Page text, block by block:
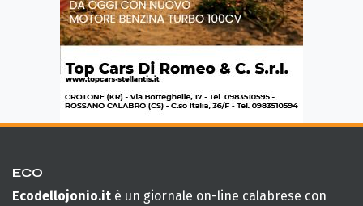
ECO
Ecodellojonio.it è un giornale on-line calabrese con